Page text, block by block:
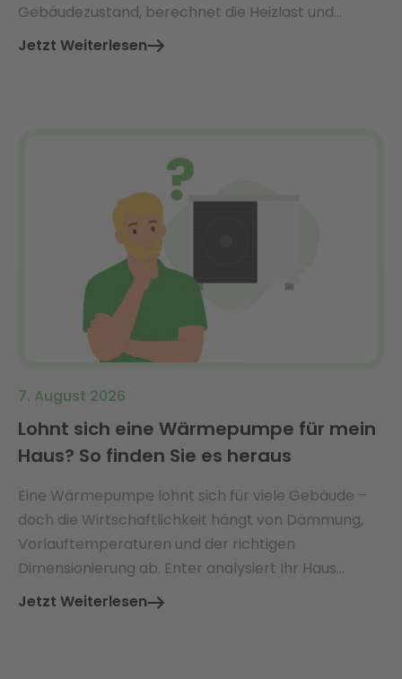
Gebäudezustand, berechnet die Heizlast und
empfiehlt die perfekt dimensionierte
Jetzt Weiterlesen
7. August 2026
Lohnt sich eine Wärmepumpe für mein
Haus? So finden Sie es heraus
Eine Wärmepumpe lohnt sich für viele Gebäude –
doch die Wirtschaftlichkeit hängt von Dämmung,
Vorlauftemperaturen und der richtigen
Dimensionierung ab. Enter analysiert Ihr Haus
ganzheitlich und findet die perfekt passende Lösung
Jetzt Weiterlesen